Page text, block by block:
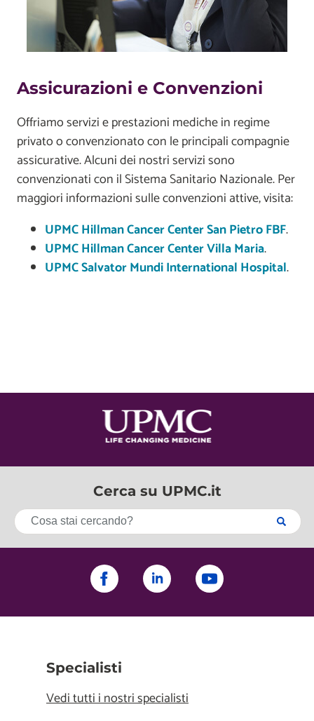
Assicurazioni e Convenzioni
Offriamo servizi e prestazioni mediche in regime
privato o convenzionato con le principali compagnie
assicurative. Alcuni dei nostri servizi sono
convenzionati con il Sistema Sanitario Nazionale. Per
maggiori informazioni sulle convenzioni attive, visita:
UPMC Hillman Cancer Center San Pietro FBF.
UPMC Hillman Cancer Center Villa Maria.
UPMC Salvator Mundi International Hospital.
Cerca su UPMC.it
Specialisti
Vedi tutti i nostri specialisti